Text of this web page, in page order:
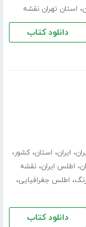
، استان تهران نقشه
دانلود کتاب
، ایران، استان،کشور،
، اطلس ایران،نقشه
، اطلس جغرافیایی،
دانلود کتاب